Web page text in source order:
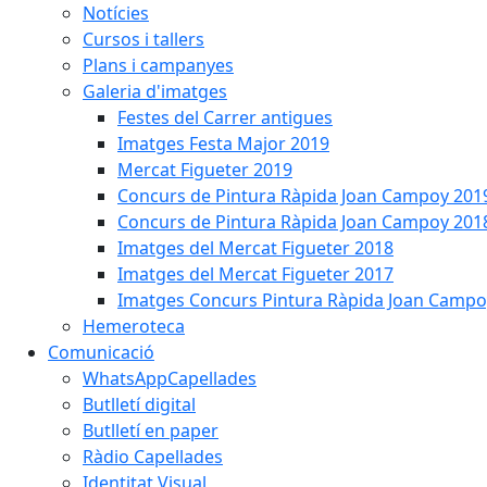
Notícies
Cursos i tallers
Plans i campanyes
Galeria d'imatges
Festes del Carrer antigues
Imatges Festa Major 2019
Mercat Figueter 2019
Concurs de Pintura Ràpida Joan Campoy
Concurs de Pintura Ràpida Joan Campoy
Imatges del Mercat Figueter 2018
Imatges del Mercat Figueter 2017
Imatges Concurs Pintura Ràpida Joan
Hemeroteca
Comunicació
WhatsAppCapellades
Butlletí digital
Butlletí en paper
Ràdio Capellades